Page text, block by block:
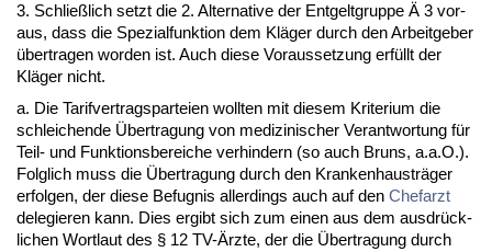
3. Sch­ließlich setzt die 2. Al­ter­na­ti­ve der Ent­gelt­grup­pe Ä 3 vor­
aus, dass die Spe­zi­al­funk­ti­on dem Kläger durch den Ar­beit­ge­ber
über­tra­gen wor­den ist. Auch die­se Vor­aus­set­zung erfüllt der
Kläger nicht.
a. Die Ta­rif­ver­trags­par­tei­en woll­ten mit die­sem Kri­te­ri­um die
schlei­chen­de Über­tra­gung von me­di­zi­ni­scher Ver­ant­wor­tung für
Teil- und Funk­ti­ons­be­rei­che ver­hin­dern (so auch Bruns, a.a.O.).
Folg­lich muss die Über­tra­gung durch den Kran­ken­haus­träger
er­fol­gen, der die­se Be­fug­nis al­ler­dings auch auf den Chef­arzt
de­le­gie­ren kann. Dies er­gibt sich zum ei­nen aus dem aus­drück­
li­chen Wort­laut des § 12 TV-Ärz­te, der die Über­tra­gung durch